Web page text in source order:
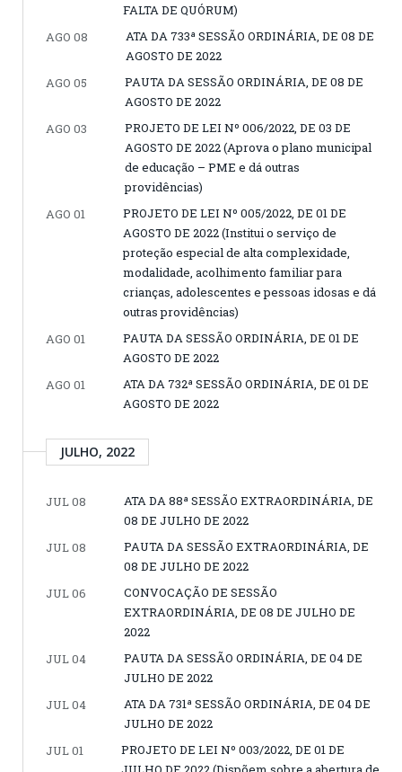
FALTA DE QUÓRUM)
AGO 08
ATA DA 733ª SESSÃO ORDINÁRIA, DE 08 DE
AGOSTO DE 2022
AGO 05
PAUTA DA SESSÃO ORDINÁRIA, DE 08 DE
AGOSTO DE 2022
AGO 03
PROJETO DE LEI Nº 006/2022, DE 03 DE
AGOSTO DE 2022 (Aprova o plano municipal
de educação – PME e dá outras
providências)
AGO 01
PROJETO DE LEI Nº 005/2022, DE 01 DE
AGOSTO DE 2022 (Institui o serviço de
proteção especial de alta complexidade,
modalidade, acolhimento familiar para
crianças, adolescentes e pessoas idosas e dá
outras providências)
AGO 01
PAUTA DA SESSÃO ORDINÁRIA, DE 01 DE
AGOSTO DE 2022
AGO 01
ATA DA 732ª SESSÃO ORDINÁRIA, DE 01 DE
AGOSTO DE 2022
JULHO, 2022
JUL 08
ATA DA 88ª SESSÃO EXTRAORDINÁRIA, DE
08 DE JULHO DE 2022
JUL 08
PAUTA DA SESSÃO EXTRAORDINÁRIA, DE
08 DE JULHO DE 2022
JUL 06
CONVOCAÇÃO DE SESSÃO
EXTRAORDINÁRIA, DE 08 DE JULHO DE
2022
JUL 04
PAUTA DA SESSÃO ORDINÁRIA, DE 04 DE
JULHO DE 2022
JUL 04
ATA DA 731ª SESSÃO ORDINÁRIA, DE 04 DE
JULHO DE 2022
JUL 01
PROJETO DE LEI Nº 003/2022, DE 01 DE